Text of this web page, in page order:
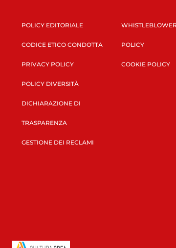
POLICY EDITORIALE
CODICE ETICO CONDOTTA
PRIVACY POLICY
POLICY DIVERSITÀ
DICHIARAZIONE DI
TRASPARENZA
GESTIONE DEI RECLAMI
WHISTLEBLOWER
POLICY
COOKIE POLICY